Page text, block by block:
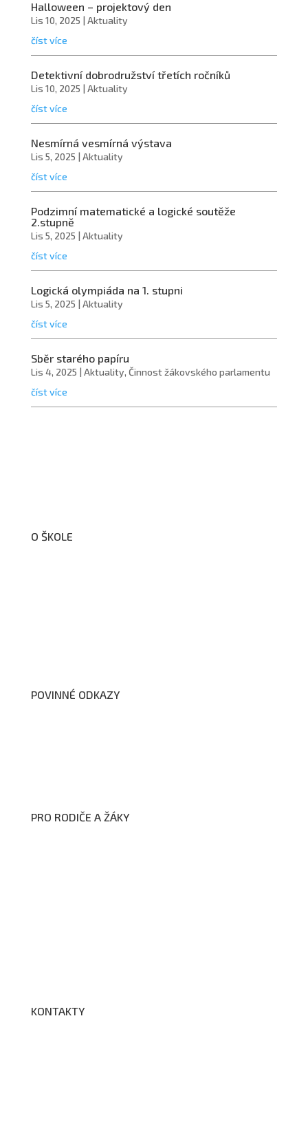
Halloween – projektový den
Lis 10, 2025 | Aktuality
číst více
Detektivní dobrodružství třetích ročníků
Lis 10, 2025 | Aktuality
číst více
Nesmírná vesmírná výstava
Lis 5, 2025 | Aktuality
číst více
Podzimní matematické a logické soutěže
2.stupně
Lis 5, 2025 | Aktuality
číst více
Logická olympiáda na 1. stupni
Lis 5, 2025 | Aktuality
číst více
Sběr starého papíru
Lis 4, 2025 | Aktuality, Činnost žákovského parlamentu
číst více
O ŠKOLE
POVINNÉ ODKAZY
PRO RODIČE A ŽÁKY
KONTAKTY